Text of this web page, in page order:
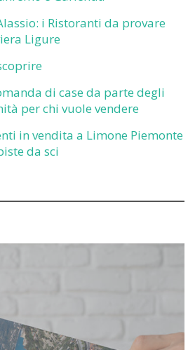
i Ristoranti da provare
Ligure
di case da parte degli
per chi vuole vendere
in vendita a Limone Piemonte
da sci